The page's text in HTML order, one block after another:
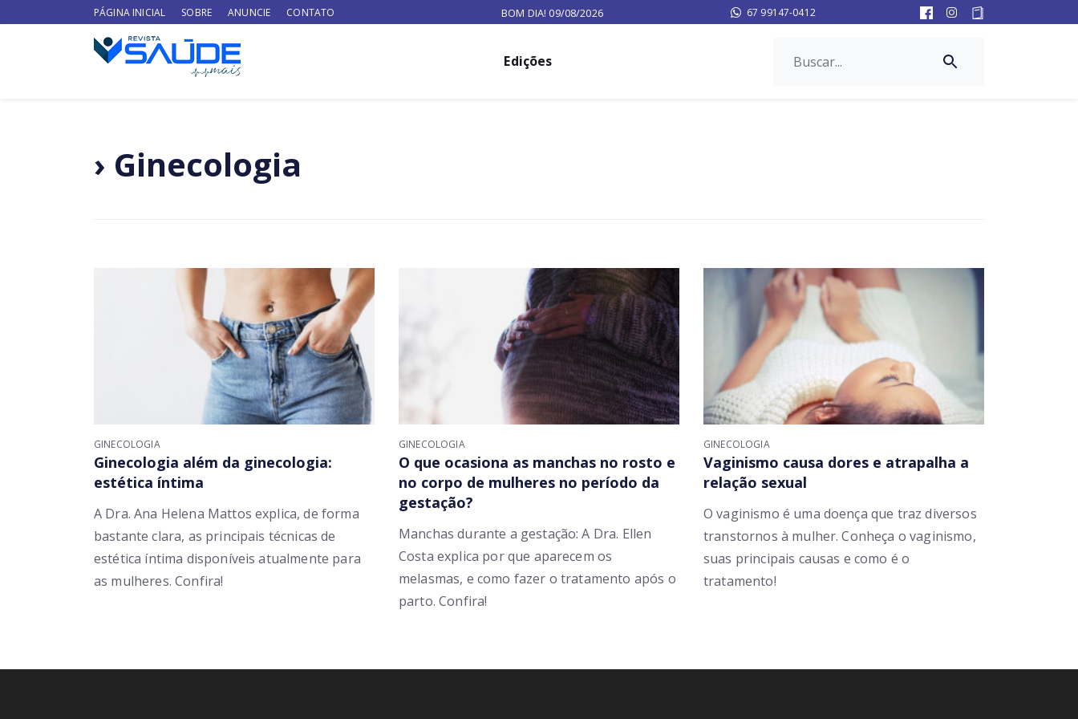
PÁGINA INICIAL SOBRE ANUNCIE CONTATO BOM DIA! 09/08/2026 67 99147-0412
Edições
› Ginecologia
GINECOLOGIA
Ginecologia além da ginecologia:
estética íntima
A Dra. Ana Helena Mattos explica, de forma
bastante clara, as principais técnicas de
estética íntima disponíveis atualmente para
as mulheres. Confira!
GINECOLOGIA
O que ocasiona as manchas no rosto e
no corpo de mulheres no período da
gestação?
Manchas durante a gestação: A Dra. Ellen
Costa explica por que aparecem os
melasmas, e como fazer o tratamento após o
parto. Confira!
GINECOLOGIA
Vaginismo causa dores e atrapalha a
relação sexual
O vaginismo é uma doença que traz diversos
transtornos à mulher. Conheça o vaginismo,
suas principais causas e como é o
tratamento!